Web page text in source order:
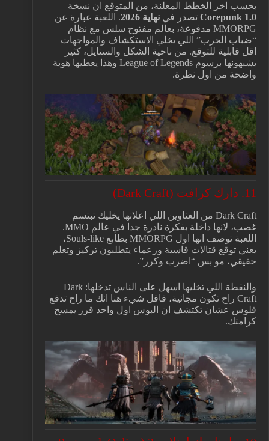
بحسب اخر الخطط المعلنة، من المتوقع ان نسخة
Corepunk 1.0 تصدر في نهاية 2026
. اللعبة عبارة عن
MMORPG مدفوعة، بعالم مفتوح سلس مع نظام
“ضباب الحرب” اللي يخلي الاستكشاف والمواجهات
اقل قابلية للتوقع. من ناحية الشكل والستايل، كثير
يشبهونها برسوم League of Legends وهذا يعطيها هوية
واضحة من اول نظرة.
11. دارك كرافت (Dark Craft)
Dark Craft من العناوين اللي اعلانها يخليك تبتسم
غصب، لانها داخلة بفكرة نادرة جدا في عالم MMO.
اللعبة توصف انها اول MMORPG بطابع Souls-like،
يعني توقع قتالات قاسية وزعماء يتطلبون تركيز وتعلم
حقيقي، مو بس “اضرب وكرر”.
والنقطة اللي تخليها اسهل على الناس تدخلها: Dark
Craft راح تكون مجانية، فاقل شيء هنا انك ما راح تدفع
فلوس عشان تكتشف ان البوس اول واحد قرر يمسح
كرامتك.